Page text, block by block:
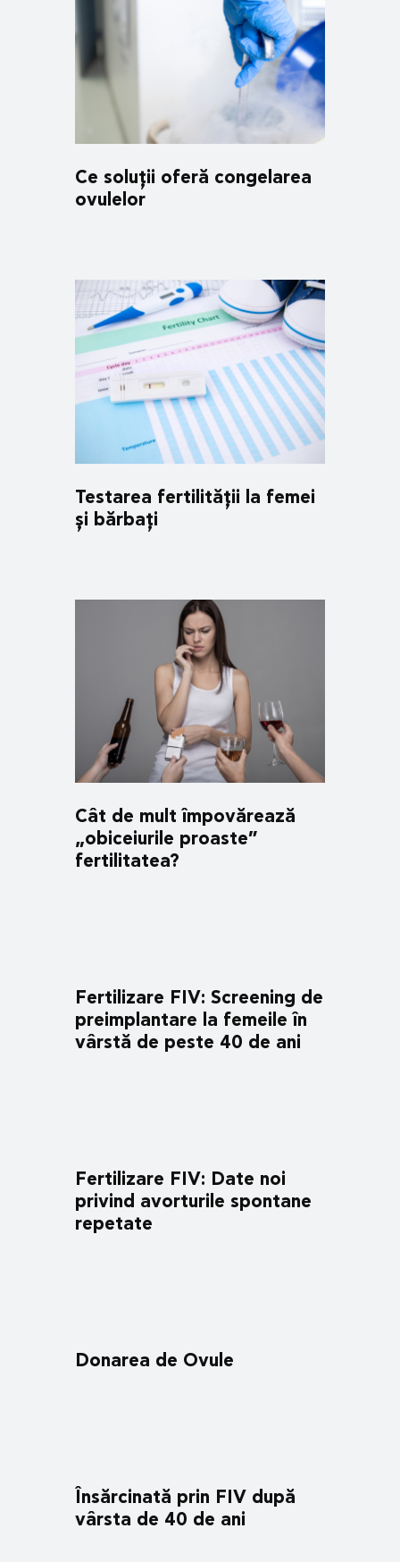
Ce soluții oferă congelarea
ovulelor
Testarea fertilității la femei
și bărbați
Cât de mult împovărează
„obiceiurile proaste”
fertilitatea?
Fertilizare FIV: Screening de
preimplantare la femeile în
vârstă de peste 40 de ani
Fertilizare FIV: Date noi
privind avorturile spontane
repetate
Donarea de Ovule
Însărcinată prin FIV după
vârsta de 40 de ani